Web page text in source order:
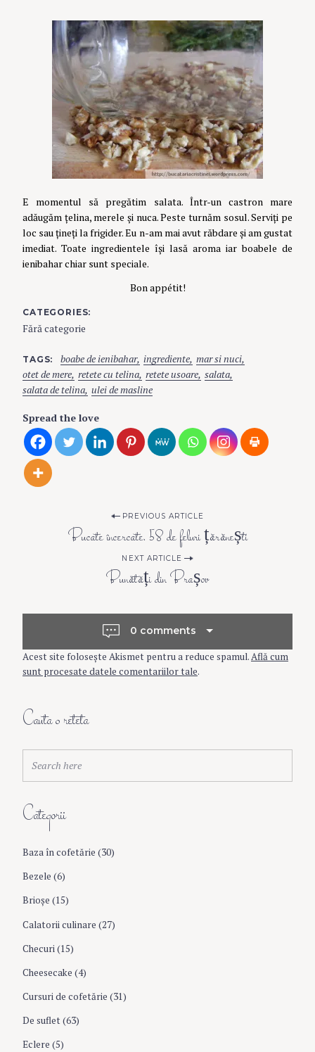
E momentul să pregătim salata. Într-un castron mare
adăugăm țelina, merele și nuca. Peste turnăm sosul. Serviți pe
loc sau țineți la frigider. Eu n-am mai avut răbdare și am gustat
imediat. Toate ingredientele își lasă aroma iar boabele de
ienibahar chiar sunt speciale.
Bonappétit!
CATEGORIES
Fără categorie
TAGS boabe de ienibahar ingrediente mar si nuci
otet de mere retete cu telina retete usoare salata
salata de telina ulei de masline
Spread the love
s
t
n
a
v
i
g
a
t
i
o
n
PREVIOUS ARTICLE
Bucate încercate. 58 de feluri țărănești
NEXT ARTICLE
Bunătăți din Brașov
0 comments
Acest site folosește Akismet pentru a reduce spamul.Află cum
sunt procesate datele comentariilor tale.
Cauta o reteta
a
c
o
r
Categorii
Baza în cofetărie (30)
Bezele (6)
Brioşe (15)
Calatorii culinare (27)
Checuri(15)
Cheesecake (4)
Cursuri de cofetărie (31)
De suflet(63)
Eclere (5)